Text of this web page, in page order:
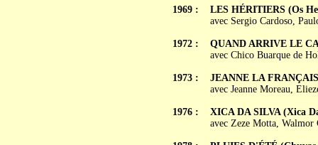
1969 :
1972 :
1973 :
1976 :
LES HÉRITIERS (Os
avec Sergio Cardoso,
QUAND ARRIVE LE
avec Chico Buarque de
JEANNE LA
avec Jeanne Moreau,
XICA DA SILVA (Xica
avec Zeze Motta,